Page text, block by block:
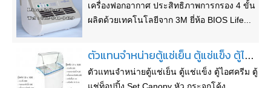
เครื่องฟอกอากาศ ประสิทธิภาพการกรอง 4 ขั้น
ผลิตด้วยเทคโนโลยีจาก 3M ยี่ห้อ BIOS Life...
ตัวแทนจำหน่ายตู้แช่เย็น ตู้แช่แข็ง ตู้ไอศครีม ตู้แช่ท็อปปิ้ง Set Canopy หัว กระจกโค้ง ตู้นอนแช่แข็งฝาทึบ-โช๊คอัพ ตู้นอนแช่ฝากระจกตรง ตู้นอนแช่แข็งฝากระจกโค้ง ตู้แช่เย็น 1-2-3-4 ประตู ตู้แช่เย็น-แช่แข็ง 4 ประตู ตู้แช่สแตนเลส ระบบเดินท่อ-ระบบ No Frost ไม่มีย้ำแข็งเกาะ ตู้เคาน์เตอร์สแตนเลสแช่เย็น-แช่แข็ง ตู้เค้กแบบเหลี่ยม-โค้ง ตู้แช่ไวน์
ตัวแทนจำหน่ายตู้แช่เย็น ตู้แช่แข็ง ตู้ไอศครีม ตู้